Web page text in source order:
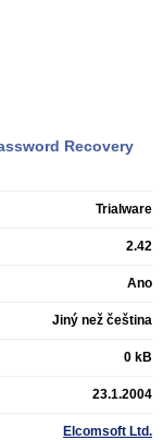
Recovery
Trialware
2.42
Ano
Jiný než čeština
0 kB
23.1.2004
Elcomsoft Ltd.